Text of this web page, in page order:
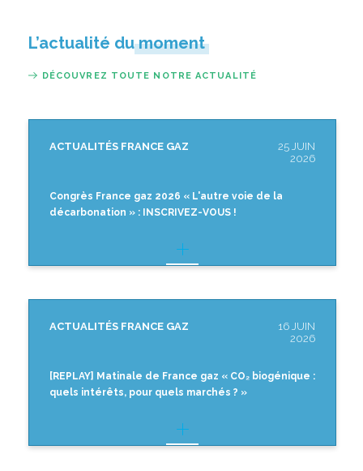
L’actualité du moment
DÉCOUVREZ TOUTE NOTRE ACTUALITÉ
ACTUALITÉS FRANCE GAZ
25 JUIN
2026
Congrès France gaz 2026 « L'autre voie de la
décarbonation » : INSCRIVEZ-VOUS !
ACTUALITÉS FRANCE GAZ
16 JUIN
2026
[REPLAY] Matinale de France gaz « CO₂ biogénique :
quels intérêts, pour quels marchés ? »